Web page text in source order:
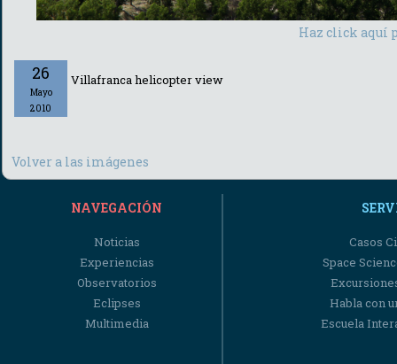
Haz click aquí
26
Mayo
2010
Villafranca helicopter view
Volver a las imágenes
NAVEGACIÓN
Noticias
Experiencias
Observatorios
Eclipses
Multimedia
Casos
Space
Habla con
Escuela